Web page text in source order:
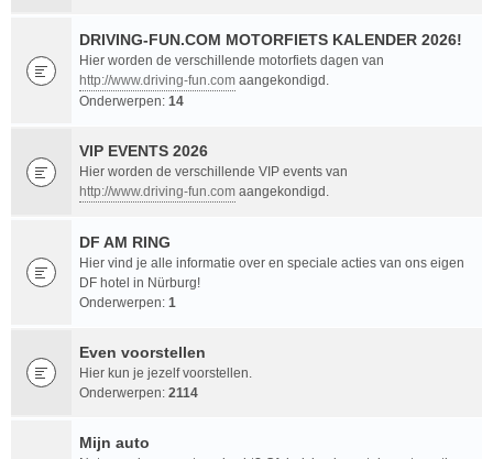
DRIVING-FUN.COM MOTORFIETS KALENDER 2026!
Hier worden de verschillende motorfiets dagen van
http://www.driving-fun.com aangekondigd.
Onderwerpen: 14
VIP EVENTS 2026
Hier worden de verschillende VIP events van
http://www.driving-fun.com aangekondigd.
DF AM RING
Hier vind je alle informatie over en speciale acties van ons eigen
DF hotel in Nürburg!
Onderwerpen: 1
Even voorstellen
Hier kun je jezelf voorstellen.
Onderwerpen: 2114
Mijn auto